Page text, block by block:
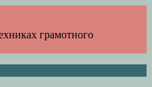
грамотного